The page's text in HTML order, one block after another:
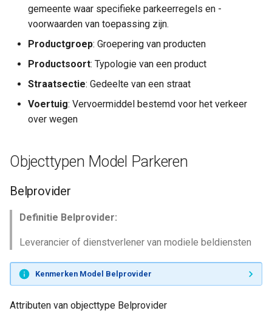
gemeente waar specifieke parkeerregels en -
voorwaarden van toepassing zijn.
Productgroep: Groepering van producten
Productsoort: Typologie van een product
Straatsectie: Gedeelte van een straat
Voertuig: Vervoermiddel bestemd voor het verkeer
over wegen
Objecttypen Model Parkeren
Belprovider
Definitie Belprovider:
Leverancier of dienstverlener van modiele beldiensten
Kenmerken Model Belprovider
Attributen van objecttype Belprovider